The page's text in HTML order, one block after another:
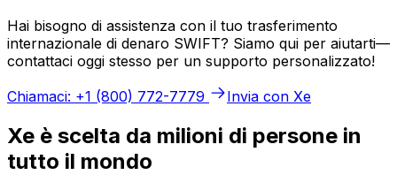
Hai bisogno di assistenza con il tuo trasferimento
internazionale di denaro SWIFT? Siamo qui per aiutarti—
contattaci oggi stesso per un supporto personalizzato!
Chiamaci: +1 (800) 772-7779
Invia con Xe
Xe è scelta da milioni di persone in
tutto il mondo